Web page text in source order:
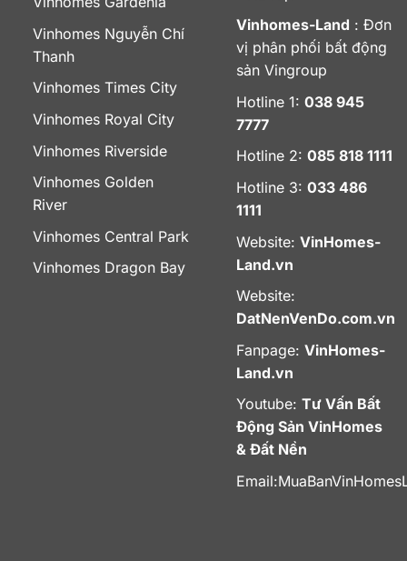
Vinhomes Nguyễn Chí
Thanh
Vinhomes Times City
Vinhomes Royal City
Vinhomes Riverside
Vinhomes Golden
River
Vinhomes Central Park
Vinhomes Dragon Bay
Vinhomes-Land : Đơn
vị phân phối bất động
sản Vingroup
Hotline 1: 038 945
7777
Hotline 2: 085 818 1111
Hotline 3: 033 486
1111
Website: VinHomes-
Land.vn
Website:
DatNenVenDo.com.vn
Fanpage: VinHomes-
Land.vn
Youtube: Tư Vấn Bất
Động Sản VinHomes
& Đất Nền
Email: